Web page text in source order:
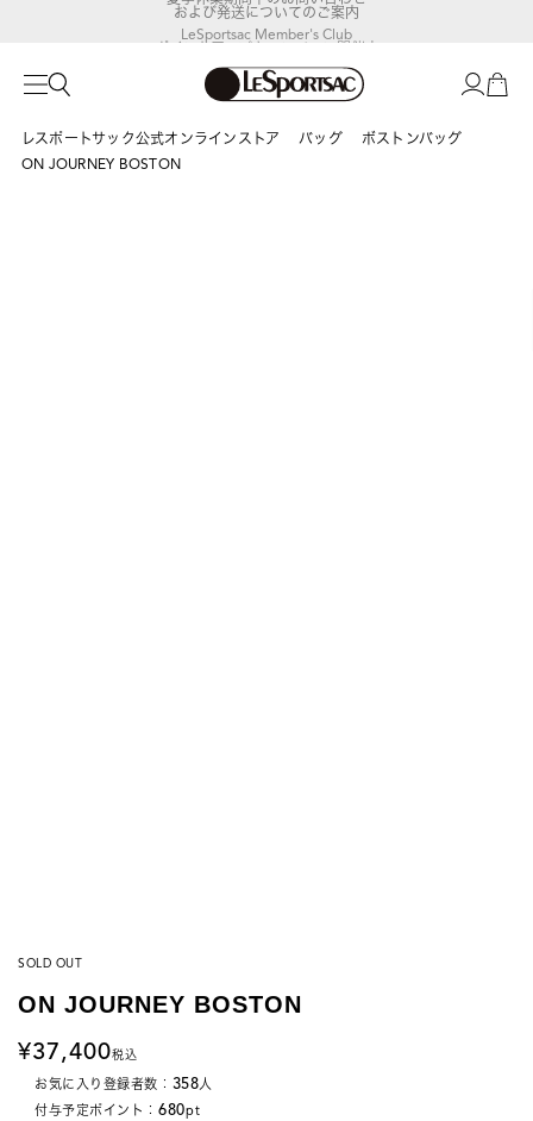
LeSportsac Member's Club
ポイントアップキャンペーン開催中
レスポートサック公式オンラインストア バッグ
ボストンバッグ
ON JOURNEY BOSTON
SOLD OUT
ON JOURNEY BOSTON
37,400税込
お気に入り登録者数： 358人
付与予定ポイント： 680pt